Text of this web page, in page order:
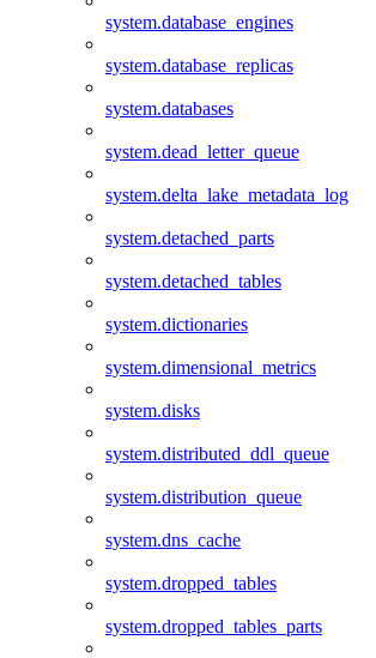
system.database_engines
system.database_replicas
system.databases
system.dead_letter_queue
system.delta_lake_metadata_log
system.detached_parts
system.detached_tables
system.dictionaries
system.dimensional_metrics
system.disks
system.distributed_ddl_queue
system.distribution_queue
system.dns_cache
system.dropped_tables
system.dropped_tables_parts